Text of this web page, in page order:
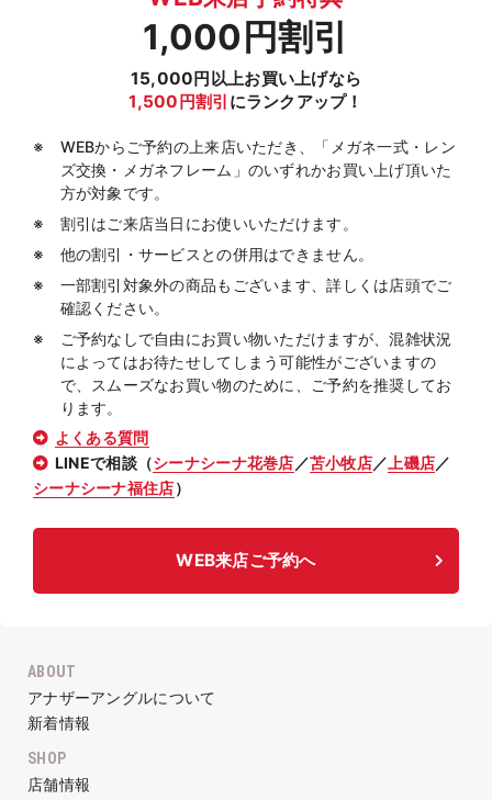
1,000円割引
15,000円以上お買い上げなら
1,500円割引 にランクアップ！
WEBからご予約の上来店いただき、「メガネ一式・レン
ズ交換・メガネフレーム」のいずれかお買い上げ頂いた
方が対象です。
割引はご来店当日にお使いいただけます。
他の割引・サービスとの併用はできません。
一部割引対象外の商品もございます、詳しくは店頭でご
確認ください。
ご予約なしで自由にお買い物いただけますが、混雑状況
によってはお待たせしてしまう可能性がございますの
で、スムーズなお買い物のために、ご予約を推奨してお
ります。
よくある質問
LINEで相談（シーナシーナ花巻店 ／苫小牧店／ 上磯店／
シーナシーナ福住店）
WEB来店ご予約へ
ABOUT
アナザーアングルについて
新着情報
SHOP
店舗情報